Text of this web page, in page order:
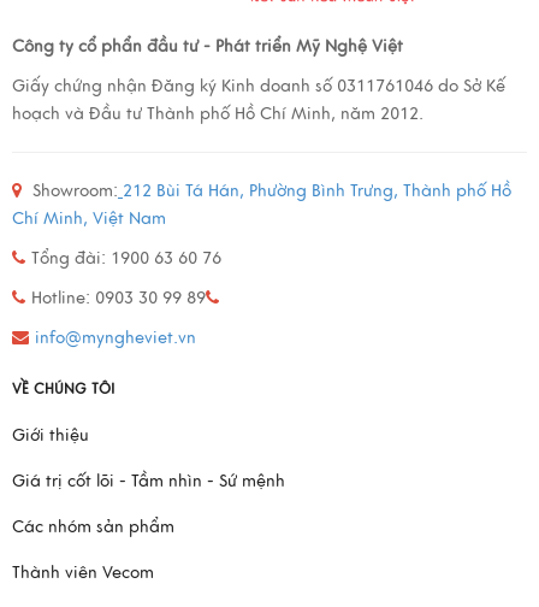
Công ty cổ phẩn đầu tư - Phát triển Mỹ Nghệ Việt
Giấy chứng nhận Đăng ký Kinh doanh số 0311761046 do Sở Kế
hoạch và Đầu tư Thành phố Hồ Chí Minh, năm 2012.
Showroom: 212 Bùi Tá Hán, Phường Bình Trưng, Thành phố Hồ
Chí Minh, Việt Nam
Tổng đài: 1900 63 60 76
Hotline: 0903 30 99 89
info@myngheviet.vn
VỀ CHÚNG TÔI
Giới thiệu
Giá trị cốt lõi - Tầm nhìn - Sứ mệnh
Các nhóm sản phẩm
Thành viên Vecom